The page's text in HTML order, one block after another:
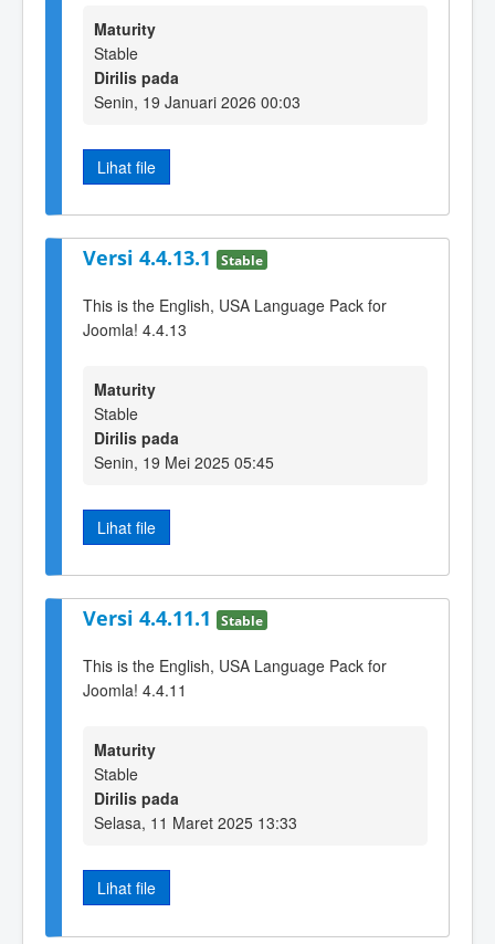
Maturity
Stable
Dirilis pada
Senin, 19 Januari 2026 00:03
Lihat file
Versi 4.4.13.1 Stable
This is the English, USA Language Pack for
Joomla! 4.4.13
Maturity
Stable
Dirilis pada
Senin, 19 Mei 2025 05:45
Lihat file
Versi 4.4.11.1 Stable
This is the English, USA Language Pack for
Joomla! 4.4.11
Maturity
Stable
Dirilis pada
Selasa, 11 Maret 2025 13:33
Lihat file